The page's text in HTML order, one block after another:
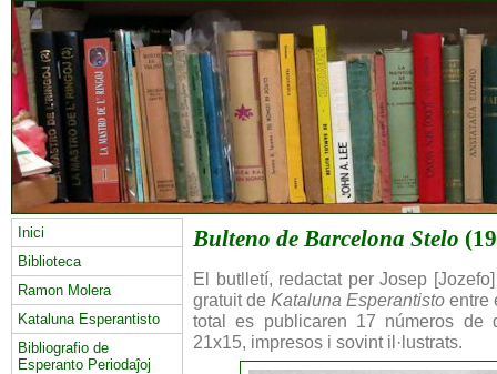
Inici
Biblioteca
Ramon Molera
Kataluna Esperantisto
Bibliografio de
Esperanto Periodaĵoj
Bulteno de Barcelona Stelo
El butlletí, redactat per Josep
gratuit de Kataluna Esperantisto entre
total es publicaren 17 números de
21x15, impresos i sovint il·lustrats.